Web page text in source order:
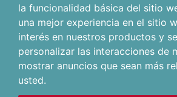
la funcionalidad básica del sitio
una mejor experiencia en el sitio
interés en nuestros productos y
personalizar las interacciones de
mostrar anuncios que sean más
usted.